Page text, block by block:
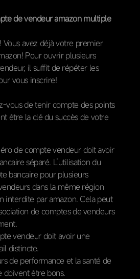
de vendeur amazon multiple
Vous avez déjà votre premier
Pour ouvrir plusieurs
il suffit de répéter les
vous inscrire!
vous de tenir compte des points
être la clé du succès de votre
de compte vendeur doit avoir
séparé. L’utilisation du
bancaire pour plusieurs
dans la même région
interdite par amazon. Cela peut
de comptes de vendeurs
vendeur doit avoir une
distincte.
de performance et la santé de
doivent être bons.